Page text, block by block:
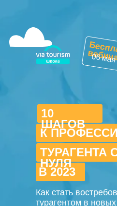
10
ШАГОВ
й
К
ТУРАГЕНТА
НУЛЯ
В 2023
Как стать
турагентом в
06